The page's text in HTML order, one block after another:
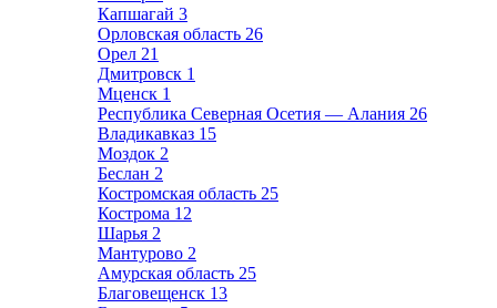
Капшагай 3
Орловская область 26
Орел 21
Дмитровск 1
Мценск 1
Республика Северная Осетия — Алания 26
Владикавказ 15
Моздок 2
Беслан 2
Костромская область 25
Кострома 12
Шарья 2
Мантурово 2
Амурская область 25
Благовещенск 13